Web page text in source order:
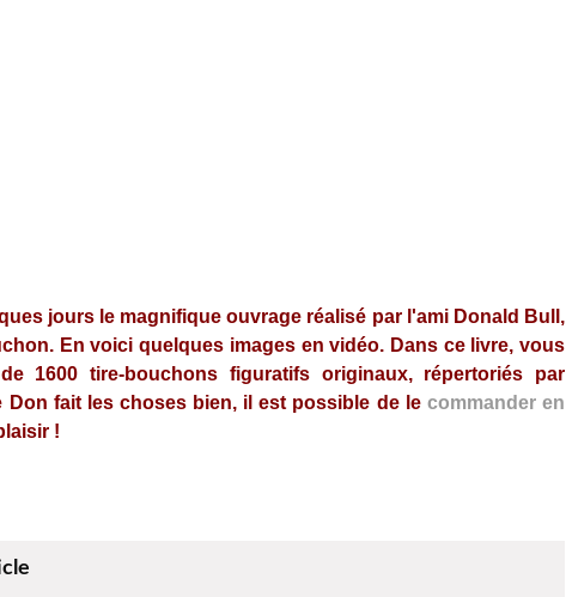
jours le magnifique ouvrage réalisé par l'ami Donald Bull,
En voici quelques images en vidéo. Dans ce livre, vous
1600 tire-bouchons figuratifs originaux, répertoriés par
fait les choses bien, il est possible de le commander en
!